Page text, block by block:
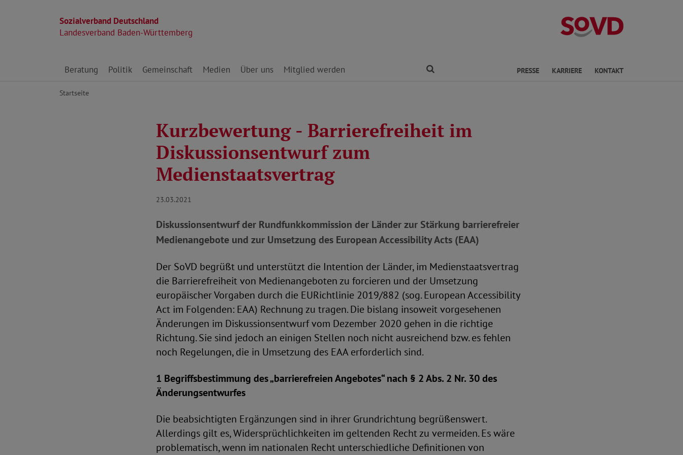
Sozialverband Deutschland
Landesverband Baden-Württemberg
Landesverband
Direkt zu den Inhalten springen
Beratung Politik Gemeinschaft Medien Über uns Mitglied werden PRESSE KARRIERE KONTAKT
Startseite
Kurzbewertung - Barrierefreiheit im
Diskussionsentwurf zum
Medienstaatsvertrag
23.03.2021
Diskussionsentwurf der Rundfunkkommission der Länder zur Stärkung barrierefreier
Medienangebote und zur Umsetzung des European Accessibility Acts (EAA)
Der SoVD begrüßt und unterstützt die Intention der Länder, im Medienstaatsvertrag
die Barrierefreiheit von Medienangeboten zu forcieren und der Umsetzung
europäischer Vorgaben durch die EURichtlinie 2019/882 (sog. European Accessibility
Act im Folgenden: EAA) Rechnung zu tragen. Die bislang insoweit vorgesehenen
Änderungen im Diskussionsentwurf vom Dezember 2020 gehen in die richtige
Richtung. Sie sind jedoch an einigen Stellen noch nicht ausreichend bzw. es fehlen
noch Regelungen, die in Umsetzung des EAA erforderlich sind.
1 Begriffsbestimmung des „barrierefreien Angebotes“ nach § 2 Abs. 2 Nr. 30 des
Änderungsentwurfes
Die beabsichtigten Ergänzungen sind in ihrer Grundrichtung begrüßenswert.
Allerdings gilt es, Widersprüchlichkeiten im geltenden Recht zu vermeiden. Es wäre
problematisch, wenn im nationalen Recht unterschiedliche Definitionen von